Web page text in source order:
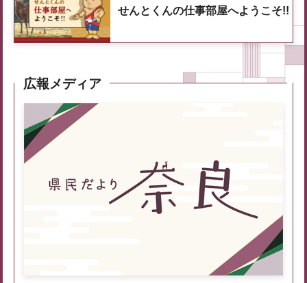
せんとくんの仕事部屋へようこそ!!
広報メディア